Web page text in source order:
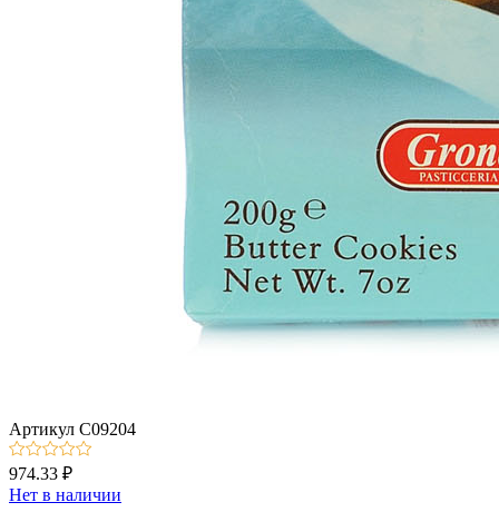
Артикул C09204
974.33 ₽
Нет в наличии